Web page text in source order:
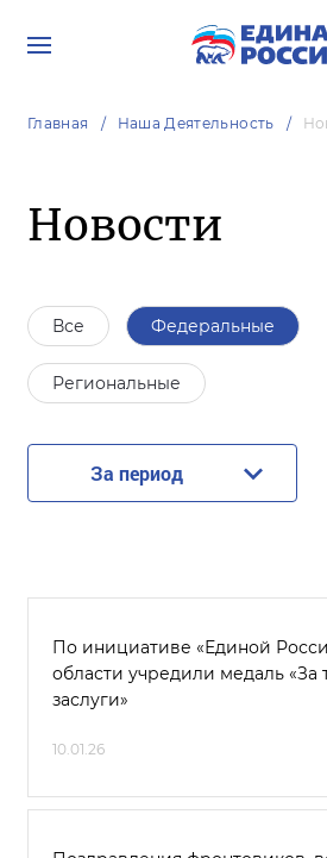
Главная Наша Деятельность
Новости
Все Федеральные
Региональные
За период
По инициативе «Единой
области учредили медаль «За
заслуги»
10.01.26